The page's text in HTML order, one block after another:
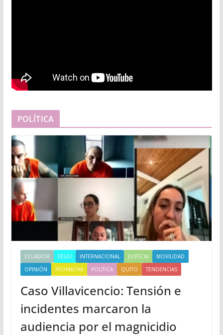
POLÍTICA
ECUADOR EEUU INTERNACIONAL JUSTICIA
MOVILIDAD
OPINIÓN
PICHINCHA POLITICA QUITO TENDENCIAS
Caso Villavicencio: Tensión e
incidentes marcaron la
audiencia por el magnicidio